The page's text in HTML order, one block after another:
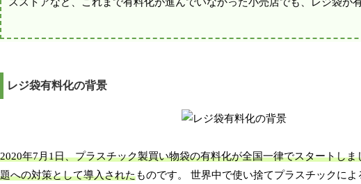
スストアなど、これまで有料化が進んでいなかった小売店でも、レジ袋が
レジ袋有料化の背景
2020年7月1日、プラスチック製買い物袋の有料化が全国一律でスタートしま
題への対策として導入されたものです。 世界中で使い捨てプラスチックによ